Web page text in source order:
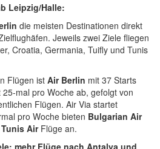
Leipzig/Halle:
die meisten Destinationen direkt
Jeweils zwei Ziele fliegen
Croatia, Germania, Tuifly und Tunis
Flügen ist Air Berlin mit 37 Starts
mal pro Woche ab, gefolgt von
Flügen. Air Via startet
pro Woche bieten Bulgarian Air
Tunis Air Flüge an.
mehr Flüge nach Antalya und